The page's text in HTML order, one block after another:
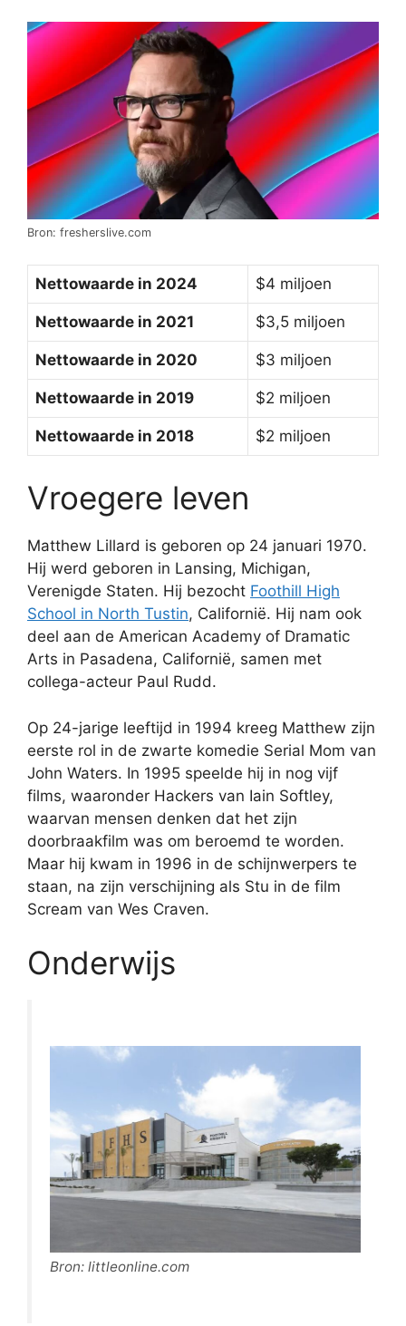
Bron: fresherslive.com
Nettowaarde in 2024 $4 miljoen
Nettowaarde in 2021 $3,5 miljoen
Nettowaarde in 2020 $3 miljoen
Nettowaarde in 2019 $2 miljoen
Nettowaarde in 2018 $2 miljoen
Vroegere leven
Matthew Lillard is geboren op 24 januari 1970.
Hij werd geboren in Lansing, Michigan,
Verenigde Staten. Hij bezocht Foothill High
School in North Tustin, Californië. Hij nam ook
deel aan de American Academy of Dramatic
Arts in Pasadena, Californië, samen met
collega-acteur Paul Rudd.
Op 24-jarige leeftijd in 1994 kreeg Matthew zijn
eerste rol in de zwarte komedie Serial Mom van
John Waters. In 1995 speelde hij in nog vijf
films, waaronder Hackers van Iain Softley,
waarvan mensen denken dat het zijn
doorbraakfilm was om beroemd te worden.
Maar hij kwam in 1996 in de schijnwerpers te
staan, na zijn verschijning als Stu in de film
Scream van Wes Craven.
Onderwijs
Bron: littleonline.com